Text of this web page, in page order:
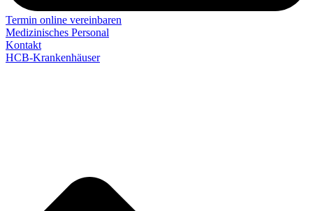
Termin online vereinbaren
Medizinisches Personal
Kontakt
HCB-Krankenhäuser